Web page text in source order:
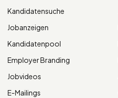
Kandidatensuche
Jobanzeigen
Kandidatenpool
Employer Branding
Jobvideos
E-Mailings